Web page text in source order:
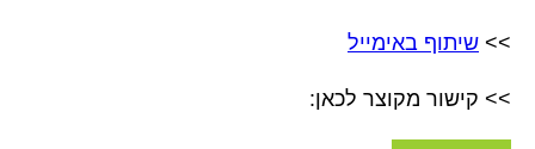
>> שיתוף באימייל
>> קישור מקוצר לכאן: